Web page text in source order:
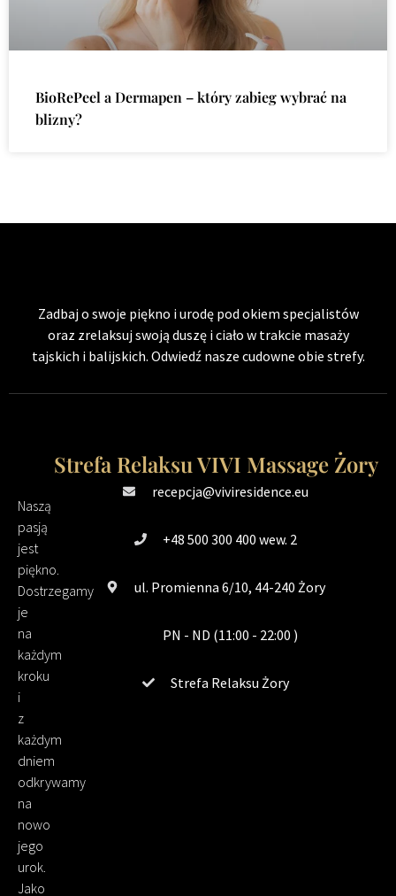
BioRePeel a Dermapen – który zabieg wybrać na
blizny?
Zadbaj o swoje piękno i urodę pod okiem specjalistów
oraz zrelaksuj swoją duszę i ciało w trakcie masaży
tajskich i balijskich. Odwiedź nasze cudowne obie strefy.
Naszą
pasją
jest
piękno.
Dostrzegamy
je
na
każdym
kroku
i
z
każdym
dniem
odkrywamy
na
nowo
jego
urok.
Jako
Strefa Relaksu VIVI Massage Żory
recepcja@viviresidence.eu
+48 500 300 400 wew. 2
ul. Promienna 6/10, 44-240 Żory
PN - ND (11:00 - 22:00 )
Strefa Relaksu Żory